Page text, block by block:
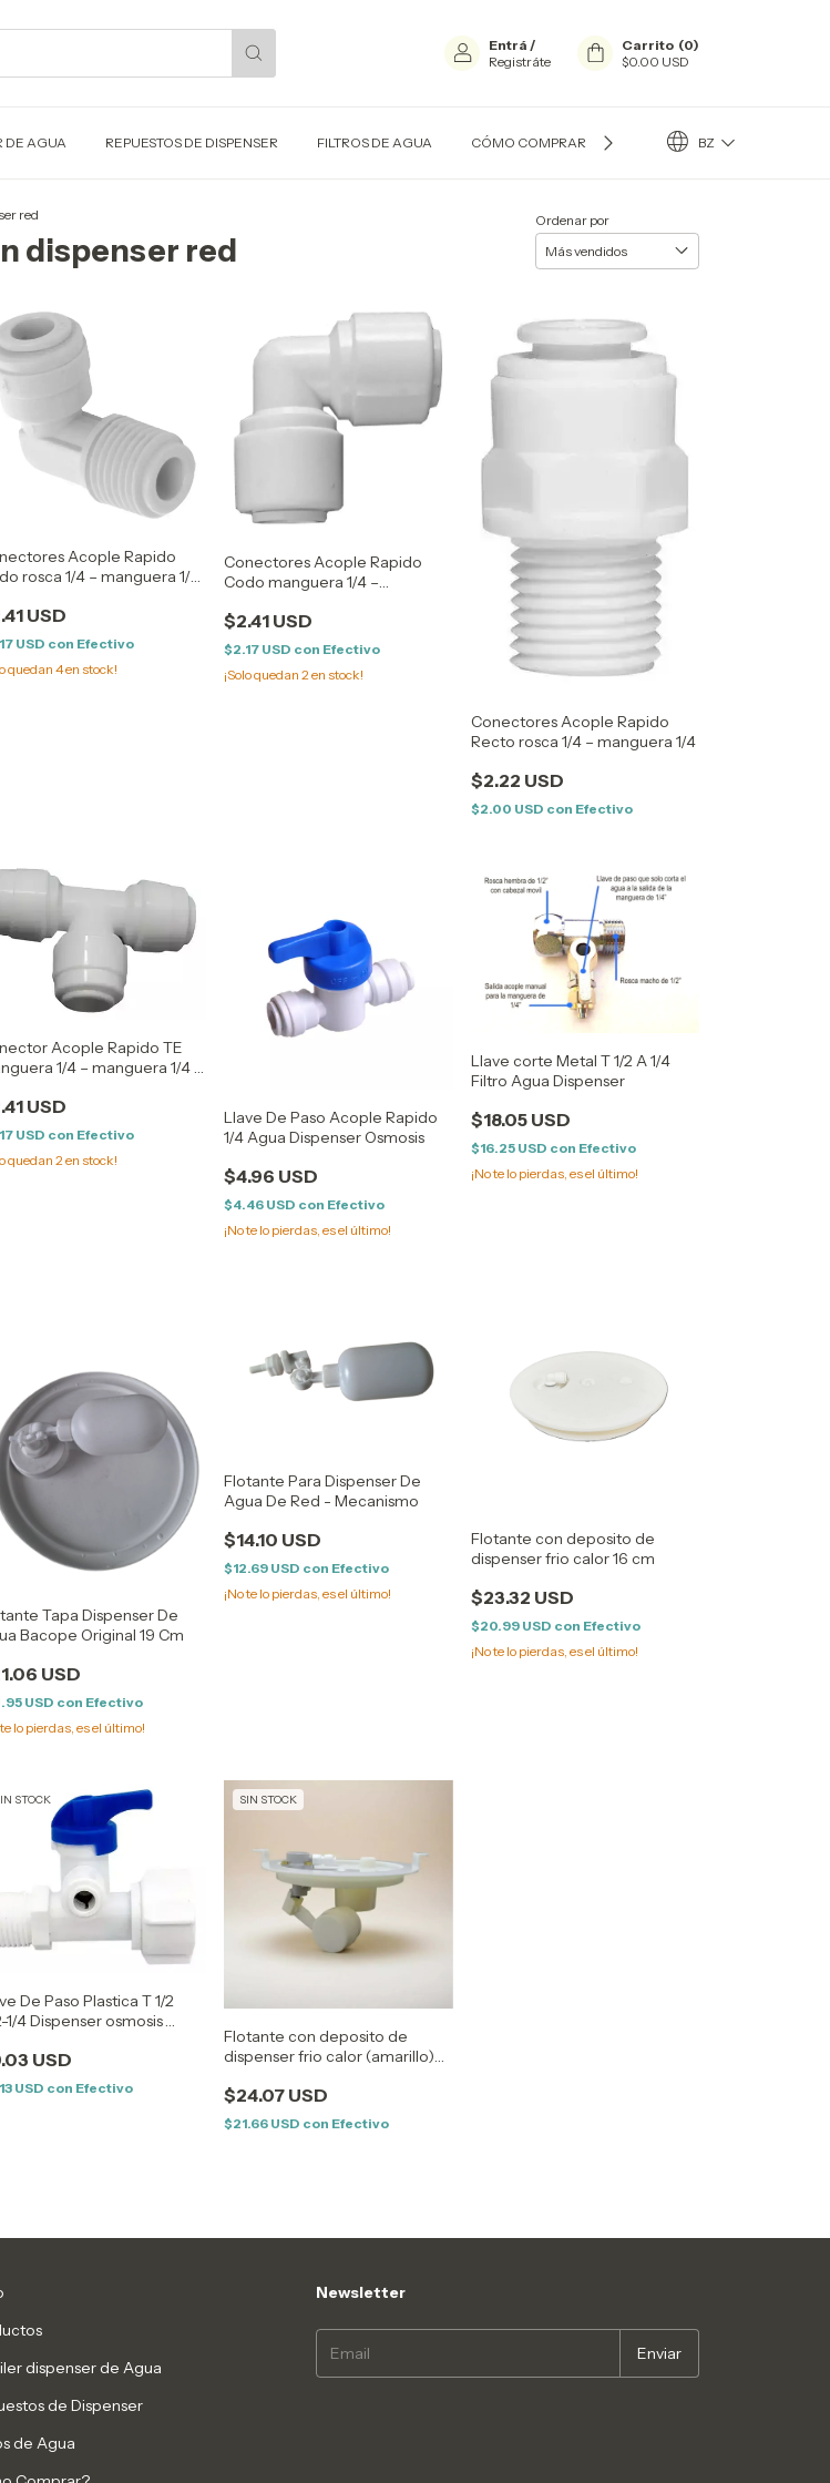
Entrá /
Registráte
Carrito (0)
$0.00 USD
DE AGUA REPUESTOS DE DISPENSER FILTROS DE AGUA CÓMO COMPRAR? CONTACTOBZ
red
dispenser red
Ordenar por
Acople Rapido
rosca 1/4 – manguera 1/4
USD
USD con Efectivo
quedan4en stock!
Conectores Acople Rapido
Codo manguera 1/4 –
$2.41 USD
$2.17 USD con Efectivo
¡Solo quedan2en stock!
Conectores Acople Rapido
Recto rosca 1/4 – manguera 1/4
$2.22 USD
$2.00 USD con Efectivo
Acople Rapido TE
1/4 – manguera 1/4 –
USD
USD con Efectivo
quedan2en stock!
Llave De Paso Acople Rapido
1/4 Agua Dispenser Osmosis
$4.96 USD
$4.46 USD con Efectivo
¡No te lo pierdas, es el último!
Llave corte Metal T 1/2 A 1/4
Filtro Agua Dispenser
$18.05 USD
$16.25 USD con Efectivo
¡No te lo pierdas, es el último!
Tapa Dispenser De
Bacope Original 19 Cm
USD
USD con Efectivo
te lo pierdas, es el último!
Flotante Para Dispenser De
Agua De Red - Mecanismo
$14.10 USD
$12.69 USD con Efectivo
¡No te lo pierdas, es el último!
Flotante con deposito de
dispenser frio calor 16 cm
$23.32 USD
$20.99 USD con Efectivo
¡No te lo pierdas, es el último!
STOCK
De Paso Plastica T 1/2
1/4 Dispenser osmosis
USD
USD con Efectivo
SIN STOCK
Flotante con deposito de
dispenser frio calor (amarillo)
$24.07 USD
$21.66 USD con Efectivo
dispenser de Agua
de Dispenser
de Agua
Newsletter